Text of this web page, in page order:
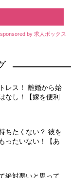
sponsored by 求人ボックス
レス！ 離婚から始
なし！【嫁を便利
ちたくない？ 彼を
ったいない！【あ
絶対悪いと思って